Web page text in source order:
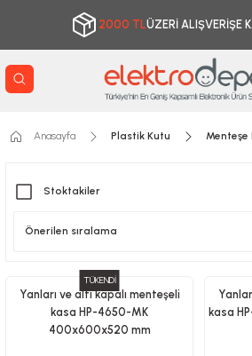
2000 TLÜZERİ ALIŞVERİŞE
Anasayfa Plastik Kutu Menteşe
Stoktakiler
TÜKENDİ
Yanları ve altı kapalı menteşeli
kasa HP-4650-MK
400x600x520 mm
kasa